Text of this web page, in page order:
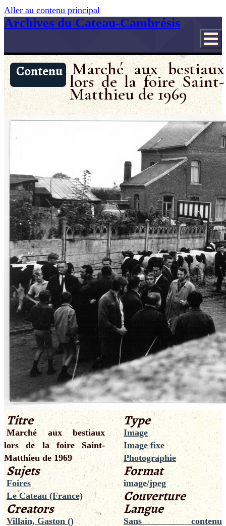
Aller au contenu principal
Archives du Cateau-Cambrésis
Contenu Marché aux bestiaux
lors de la foire Saint-
Matthieu de 1969
Titre
Marché aux bestiaux
lors de la foire Saint-
Matthieu de 1969
Sujets
Foires
Le Cateau (France)
Creators
Villain, Gaston ()
Type
Image
Image fixe
Photographie
Format
image/jpeg
Couverture
Langue
Sans contenu